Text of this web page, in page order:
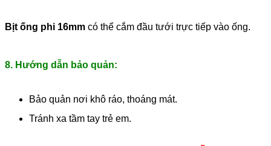
Bịt ống phi 16mm có thể cắm đầu tưới trực tiếp vào ống.
8. Hướng dẫn bảo quản:
Bảo quản nơi khô ráo, thoáng mát.
Tránh xa tầm tay trẻ em.